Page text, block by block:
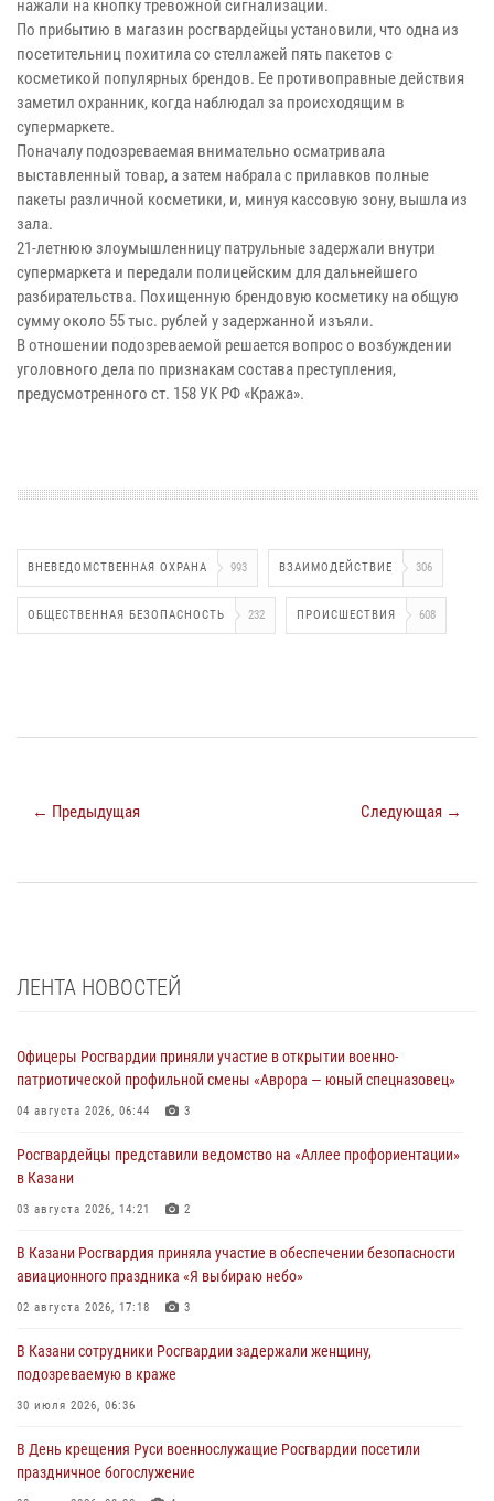
нажали на кнопку тревожной сигнализации.
По прибытию в магазин росгвардейцы установили, что одна из
посетительниц похитила со стеллажей пять пакетов с
косметикой популярных брендов. Ее противоправные действия
заметил охранник, когда наблюдал за происходящим в
супермаркете.
Поначалу подозреваемая внимательно осматривала
выставленный товар, а затем набрала с прилавков полные
пакеты различной косметики, и, минуя кассовую зону, вышла из
зала.
21-летнюю злоумышленницу патрульные задержали внутри
супермаркета и передали полицейским для дальнейшего
разбирательства. Похищенную брендовую косметику на общую
сумму около 55 тыс. рублей у задержанной изъяли.
В отношении подозреваемой решается вопрос о возбуждении
уголовного дела по признакам состава преступления,
предусмотренного ст. 158 УК РФ «Кража».
ВНЕВЕДОМСТВЕННАЯ ОХРАНА 993 ВЗАИМОДЕЙСТВИЕ 306
ОБЩЕСТВЕННАЯ БЕЗОПАСНОСТЬ 232 ПРОИСШЕСТВИЯ 608
← Предыдущая Следующая →
ЛЕНТА НОВОСТЕЙ
Офицеры Росгвардии приняли участие в открытии военно-
патриотической профильной смены «Аврора — юный спецназовец»
04 августа 2026, 06:44 3
Росгвардейцы представили ведомство на «Аллее профориентации»
в Казани
03 августа 2026, 14:21 2
В Казани Росгвардия приняла участие в обеспечении безопасности
авиационного праздника «Я выбираю небо»
02 августа 2026, 17:18 3
В Казани сотрудники Росгвардии задержали женщину,
подозреваемую в краже
30 июля 2026, 06:36
В День крещения Руси военнослужащие Росгвардии посетили
праздничное богослужение